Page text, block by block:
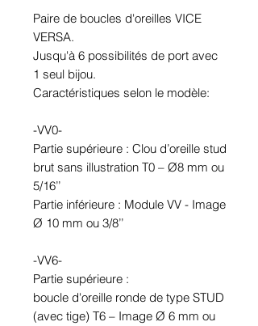
Paire de boucles d'oreilles VICE
VERSA.
Jusqu'à 6 possibilités de port avec
1 seul bijou.
Caractéristiques selon le modèle:
-VV0-
Partie supérieure : Clou d’oreille stud
brut sans illustration T0 – Ø8 mm ou
5/16’’
Partie inférieure : Module VV - Image
Ø 10 mm ou 3/8’’
-VV6-
Partie supérieure :
boucle d'oreille ronde de type STUD
(avec tige) T6 – Image Ø 6 mm ou